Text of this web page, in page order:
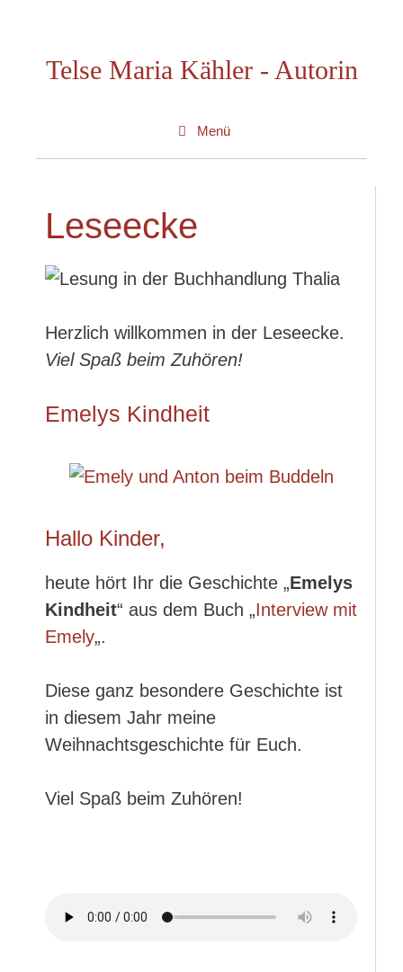
springenTelse Maria Kähler - Autorin
Menü
Leseecke
Herzlich willkommen in der Leseecke.
Viel Spaß beim Zuhören!
Emelys Kindheit
Hallo Kinder,
heute hört Ihr die Geschichte „Emelys
Kindheit“ aus dem Buch „Interview mit
Emely„.
Diese ganz besondere Geschichte ist
in diesem Jahr meine
Weihnachtsgeschichte für Euch.
Viel Spaß beim Zuhören!